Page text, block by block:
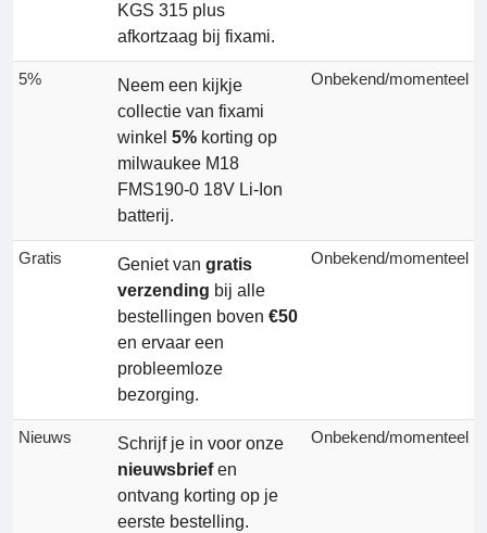
KGS 315 plus
afkortzaag bij fixami.
5%
Neem een kijkje
collectie van fixami
winkel 5% korting op
milwaukee M18
FMS190-0 18V Li-Ion
batterij.
Onbekend/momenteel
Gratis Geniet van gratis
verzending bij alle
bestellingen boven €50
en ervaar een
probleemloze
bezorging.
Onbekend/momenteel
Nieuws
Schrijf je in voor onze
nieuwsbriefen
ontvang korting op je
eerste bestelling.
Onbekend/momenteel